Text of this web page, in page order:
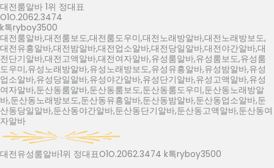
대전룸알바 1위 정대표
O1O.2062.3474
k톡ryboy3500
대전룸알바,대전룸보도,대전룸도우미,대전노래방알바,대전노래방보도,
대전유흥알바,대전밤알바,대전업소알바,대전당일알바,대전야간알바,대
전단기알바,대전고액알바,대전여자알바,유성룸알바,유성룸보도,유성룸
도우미,유성노래방알바,유성노래방보도,유성유흥알바,유성밤알바,유성
업소알바,유성당일알바,유성야간알바,유성단기알바,유성고액알바,유성
여자알바,둔산동룸알바,둔산동룸보도,둔산동룸도우미,둔산동노래방알
바,둔산동노래방보도,둔산동유흥알바,둔산동밤알바,둔산동업소알바,둔
산동당일알바,둔산동야간알바,둔산동단기알바,둔산동고액알바,둔산동여
자알바
대전유성룸알바1위 정대표O1O.2062.3474 k톡ryboy3500